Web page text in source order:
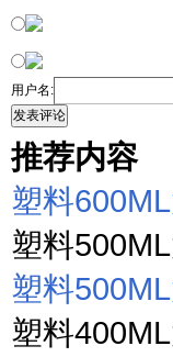
用户名:
发表评论
推荐内容
塑料
塑料
塑料
塑料